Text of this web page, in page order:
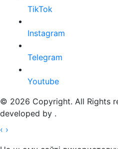
TikTok
Instagram
Telegram
Youtube
© 2026 Copyright. All Rights
developed by .
‹ ›